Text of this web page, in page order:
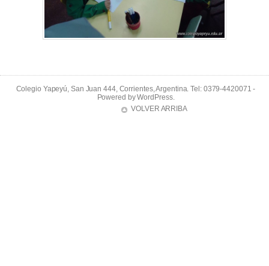
Colegio Yapeyú, San Juan 444, Corrientes, Argentina. Tel: 0379-4420071 -
Powered byWordPress.
VOLVER ARRIBA